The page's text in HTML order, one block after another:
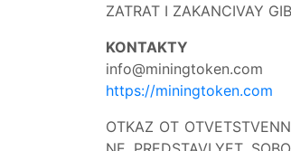
ZATRAT I ZAKANCIVAY
KONTAKTY
info@miningtoken.com
https://miningtoken.com
OTKAZ OT